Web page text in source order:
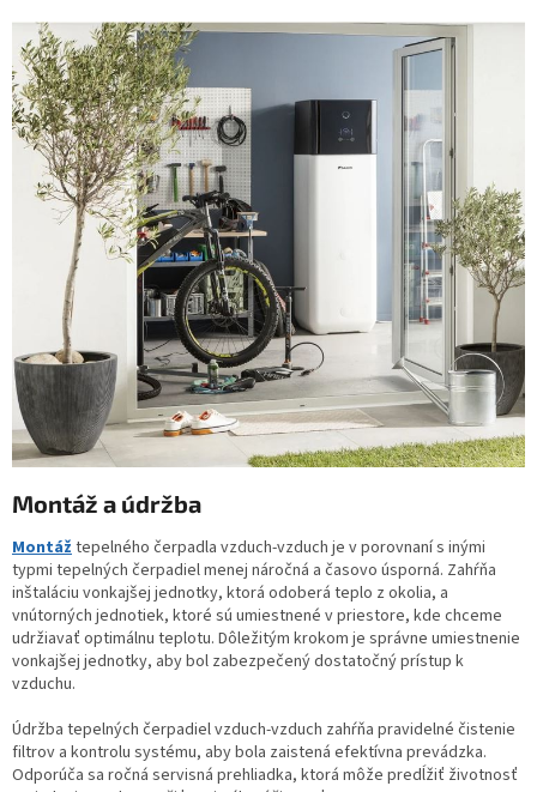
Montáž a údržba
Montáž tepelného čerpadla vzduch-vzduch je v porovnaní s inými
typmi tepelných čerpadiel menej náročná a časovo úsporná. Zahŕňa
inštaláciu vonkajšej jednotky, ktorá odoberá teplo z okolia, a
vnútorných jednotiek, ktoré sú umiestnené v priestore, kde chceme
udržiavať optimálnu teplotu. Dôležitým krokom je správne umiestnenie
vonkajšej jednotky, aby bol zabezpečený dostatočný prístup k
vzduchu.
Údržba tepelných čerpadiel vzduch-vzduch zahŕňa pravidelné čistenie
filtrov a kontrolu systému, aby bola zaistená efektívna prevádzka.
Odporúča sa ročná servisná prehliadka, ktorá môže predĺžiť životnosť